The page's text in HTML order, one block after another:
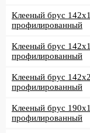
Клееный брус
профилированный
Клееный брус
профилированный
Клееный брус
профилированный
Клееный брус
профилированный